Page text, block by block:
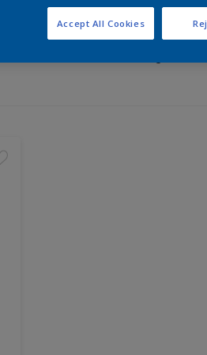
do wnętrz
Accept All Cookies